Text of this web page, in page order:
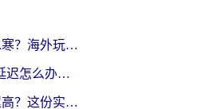
国外可不可以打逆水寒？海外玩家国服畅玩终极指南（附漫威荒野乱斗加速方案）
在国外玩拳皇98OL延迟怎么办？海外党亲测有效的低延迟指南
国外打地铁逃生延迟高？这份实测有效的低延迟指南帮你吃鸡